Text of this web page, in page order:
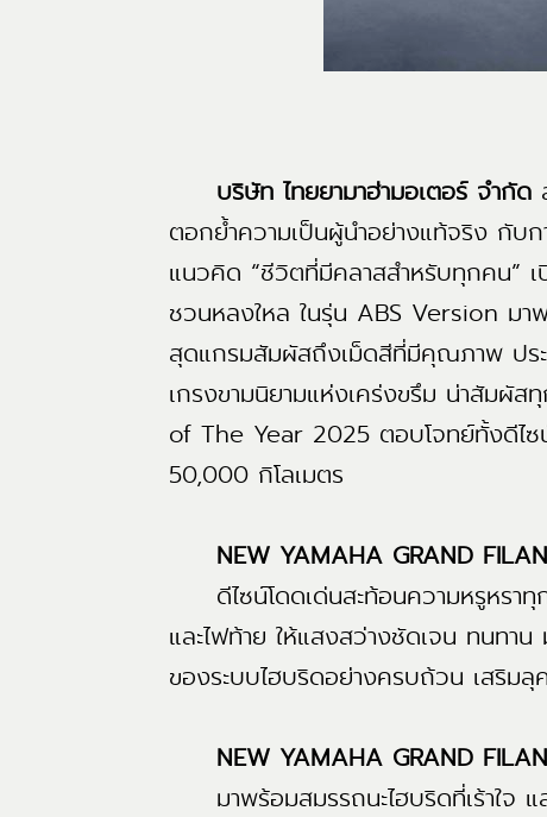
บริษัท ไทยยามาฮ่ามอเตอร์ จำกัด
ตอกย้ำความเป็นผู้นำอย่างแท้จริง กับ
แนวคิด “ชีวิตที่มีคลาสสำหรับทุกคน”
ชวนหลงใหล ในรุ่น ABS Version ม
สุดแกรมสัมผัสถึงเม็ดสีที่มีคุณภาพ ปร
เกรงขามนิยามแห่งเคร่งขรึม น่าสัม
of The Year 2025 ตอบโจทย์ทั้งดีไซ
50,000 กิโลเมตร
NEW YAMAHA GRAND
ดีไซน์โดดเด่นสะท้อนความหรูหราทุ
และไฟท้าย ให้แสงสว่างชัดเจน ทนทา
ของระบบไฮบริดอย่างครบถ้วน เสริม
NEW YAMAHA GRAND
มาพร้อมสมรรถนะไฮบริดที่เร้าใจ